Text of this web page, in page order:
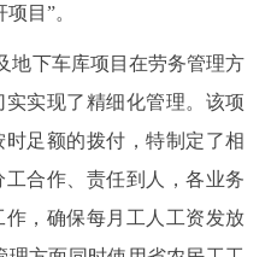
目”。
地下车库项目在劳务管理方
实现了精细化管理。该项
足额的拨付，特制定了相
合作、责任到人，各业务
，确保每月工人工资发放